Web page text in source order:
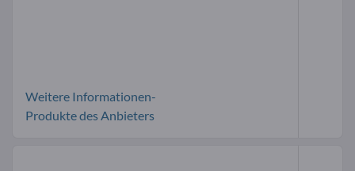
Weitere Informationen-
Produkte des Anbieters